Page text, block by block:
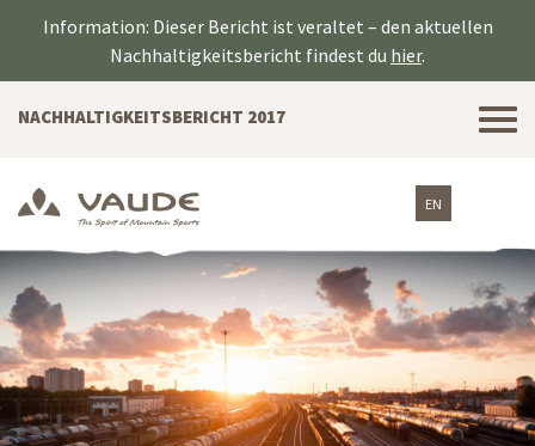
Information: Dieser Bericht ist veraltet – den aktuellen
Nachhaltigkeitsbericht findest du hier.
EN
NACHHALTIGKEITSBERICHT 2017